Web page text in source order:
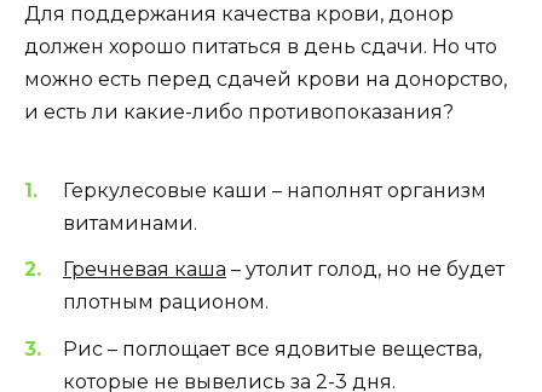
Для поддержания качества крови, донор
должен хорошо питаться в день сдачи. Но что
можно есть перед сдачей крови на донорство,
и есть ли какие-либо противопоказания?
Геркулесовые каши – наполнят организм
витаминами.
Гречневая каша – утолит голод, но не будет
плотным рационом.
Рис – поглощает все ядовитые вещества,
которые не вывелись за 2-3 дня.